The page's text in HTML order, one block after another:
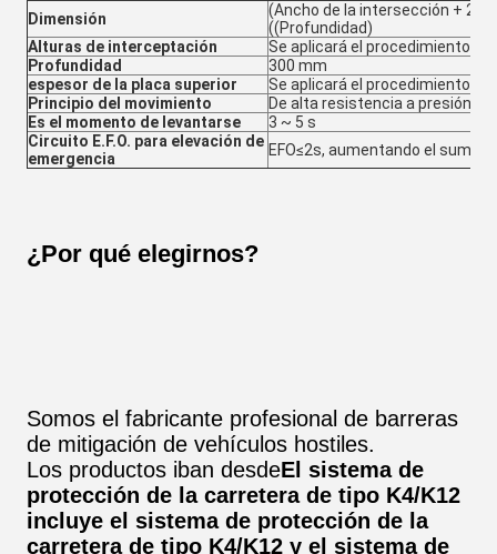
Dimensión
(Ancho de la intersección +
((Profundidad)
Alturas de interceptación
Se aplicará el procedimiento
Profundidad
300 mm
espesor de la placa superior
Se aplicará el procedimiento
Principio del movimiento
De alta resistencia a presión
Es el momento de levantarse
3 ~ 5 s
Circuito E.F.O. para elevación de
emergencia
EFO≤2s, aumentando el
¿Por qué elegirnos?
Somos el fabricante profesional de barreras
de mitigación de vehículos hostiles.
Los productos iban desdeEl sistema de
protección de la carretera de tipo K4/K12
incluye el sistema de protección de la
carretera de tipo K4/K12 y el sistema de